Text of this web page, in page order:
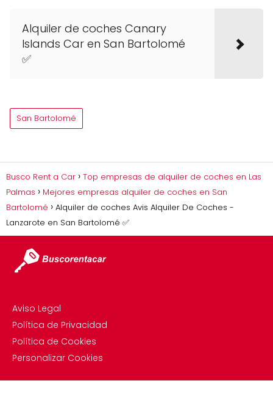
Alquiler de coches Canary
Islands Car en San Bartolomé
✅
San Bartolomé
Busco Rent a Car
Top empresas de alquiler de coches en Las
Palmas
Mejores empresas alquiler de coches en San
Bartolomé
Alquiler de coches Avis Alquiler De Coches -
Lanzarote en San Bartolomé ✅
Aviso Legal
Política de Privacidad
Política de Cookies
Personalizar Cookies